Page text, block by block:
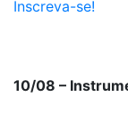
Inscreva-se!
10/08 –